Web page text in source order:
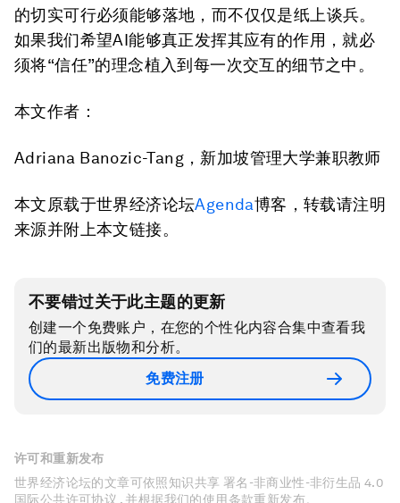
的切实可行必须能够落地，而不仅仅是纸上谈兵。
如果我们希望AI能够真正发挥其应有的作用，就必
须将“信任”的理念植入到每一次交互的细节之中。
本文作者：
Adriana Banozic-Tang，新加坡管理大学兼职教师
本文原载于世界经济论坛Agenda博客，转载请注明
来源并附上本文链接。
不要错过关于此主题的更新
创建一个免费账户，在您的个性化内容合集中查看我
们的最新出版物和分析。
免费注册
许可和重新发布
世界经济论坛的文章可依照知识共享 署名-非商业性-非衍生品 4.0
国际公共许可协议 , 并根据我们的使用条款重新发布。